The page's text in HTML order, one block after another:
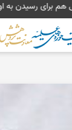
پژوهش بایستی هم